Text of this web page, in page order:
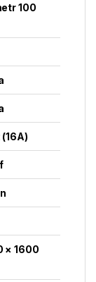
100
× 1600